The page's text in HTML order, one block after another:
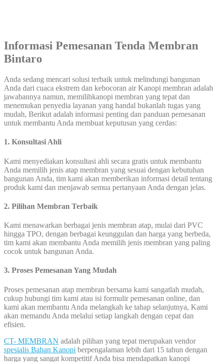
Informasi Pemesanan Tenda Membran
Bintaro
Anda sedang mencari solusi terbaik untuk melindungi bangunan
Anda dari cuaca ekstrem dan kebocoran air Kanopi membran adalah
jawabannya namun, memilihkanopi membran yang tepat dan
menemukan penyedia layanan yang handal bukanlah tugas yang
mudah, Berikut adalah informasi penting dan panduan pemesanan
untuk membantu Anda membuat keputusan yang cerdas:
1. Konsultasi Ahli
Kami menyediakan konsultasi ahli secara gratis untuk membantu
Anda memilih jenis atap membran yang sesuai dengan kebutuhan
bangunan Anda, tim kami akan memberikan informasi detail tentang
produk kami dan menjawab semua pertanyaan Anda dengan jelas.
2. Pilihan Membran Terbaik
Kami menawarkan berbagai jenis membran atap, mulai dari PVC
hingga TPO, dengan berbagai keunggulan dan harga yang berbeda,
tim kami akan membantu Anda memilih jenis membran yang paling
cocok untuk bangunan Anda.
3. Proses Pemesanan Yang Mudah
Proses pemesanan atap membran bersama kami sangatlah mudah,
cukup hubungi tim kami atau isi formulir pemesanan online, dan
kami akan membantu Anda melangkah ke tahap selanjutnya, Kami
akan memandu Anda melalui setiap langkah dengan cepat dan
efisien.
CT- MEMBRAN adalah pilihan yang tepat merupakan vendor
spesialis Bahan Kanopi berpengalaman lebih dari 15 tahun dengan
harga yang sangat kompetitif Anda bisa mendapatkan kanopi